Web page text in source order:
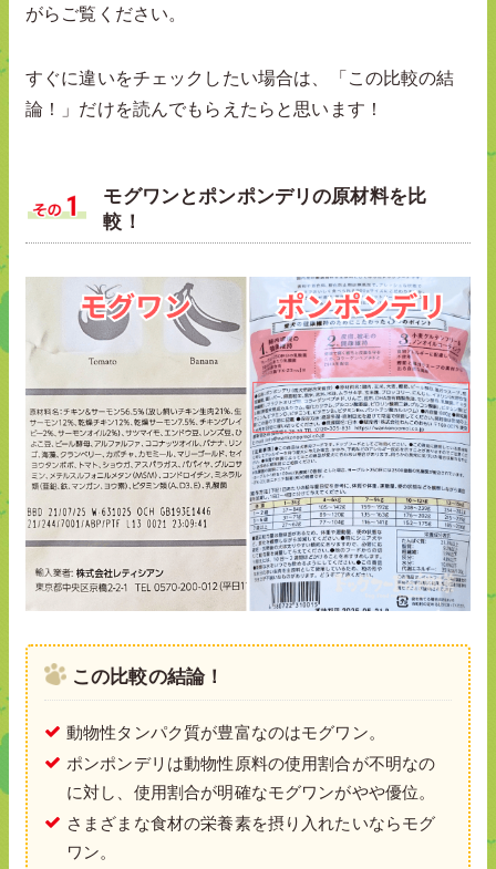
がらご覧ください。
すぐに違いをチェックしたい場合は、「この比較の結
論！」だけを読んでもらえたらと思います！
モグワンとポンポンデリの原材料を比
較！
この比較の結論！
動物性タンパク質が豊富なのはモグワン。
ポンポンデリは動物性原料の使用割合が不明なの
に対し、使用割合が明確なモグワンがやや優位。
さまざまな食材の栄養素を摂り入れたいならモグ
ワン。